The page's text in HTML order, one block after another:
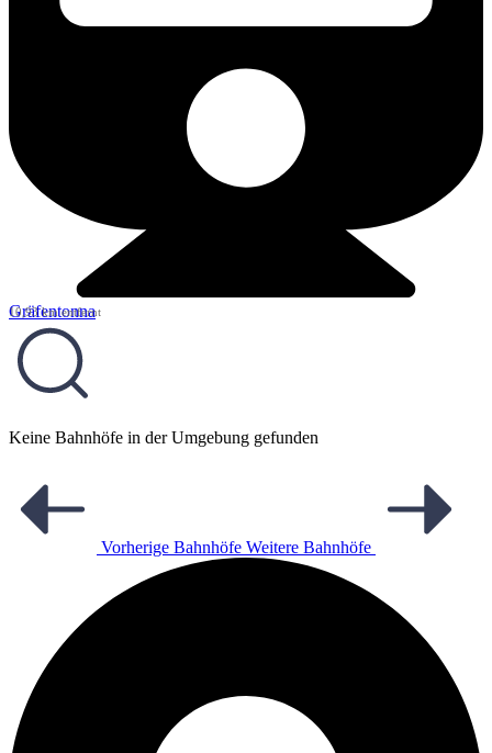
Gräfentonna
10,93 km entfernt
Keine Bahnhöfe in der Umgebung gefunden
Vorherige Bahnhöfe Weitere Bahnhöfe